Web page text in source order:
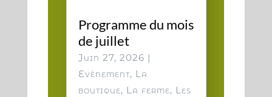
Programme du mois
de juillet
Juin 27, 2026 |
Evènement, La
boutique, La ferme, Les